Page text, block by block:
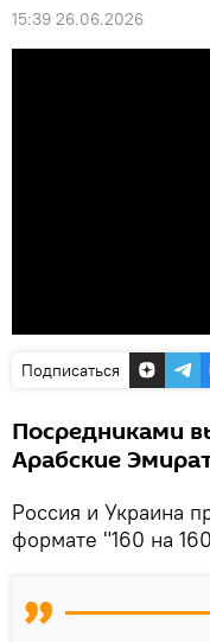
15:39 26.06.2026
Подписаться
Посредниками
Арабские
Россия и Украина
формате "160 на